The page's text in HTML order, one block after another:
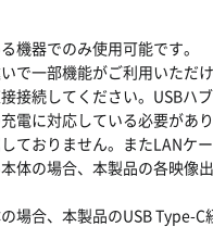
機器でのみ使用可能です。
で一部機能がご利用いただ
接続してください。USB
電に対応している必要があり
ておりません。またLANケ
体の場合、本製品の各映
場合、本製品のUSB